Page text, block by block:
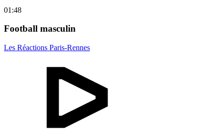
01:48
Football masculin
Les Réactions Paris-Rennes